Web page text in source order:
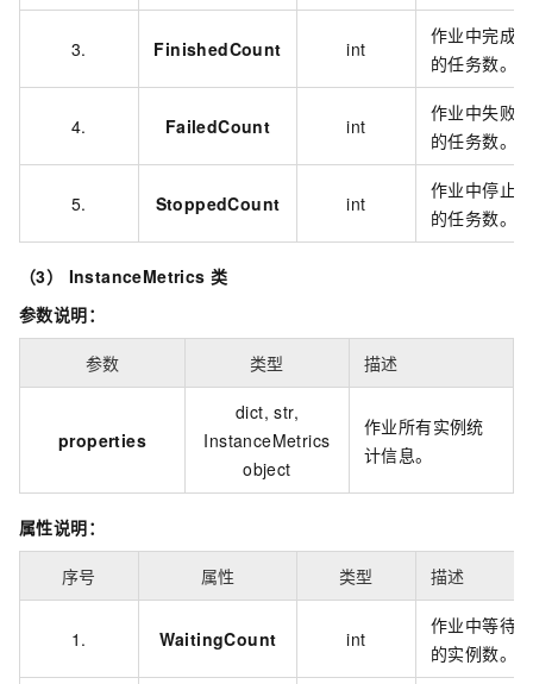
3. FinishedCount int
作业中完成
的任务数。
4. FailedCount int
作业中失败
的任务数。
5. StoppedCount int
作业中停止
的任务数。
（3） InstanceMetrics 类
参数说明：
参数 类型 描述
properties
dict, str,
InstanceMetrics
object
作业所有实例统
计信息。
属性说明：
序号 属性 类型 描述
1. WaitingCount int
作业中等待
的实例数。